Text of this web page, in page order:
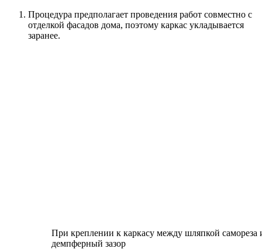
Процедура предполагает проведения работ совместно с
отделкой фасадов дома, поэтому каркас укладывается
заранее.
При креплении к каркасу между шляпкой самореза
демпферный зазор